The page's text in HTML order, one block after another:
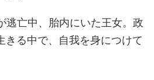
亡中、胎内にいた王女。政
きる中で、自我を身につけて